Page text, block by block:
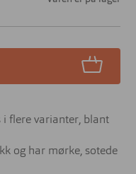
i flere varianter, blant
og har mørke, sotede